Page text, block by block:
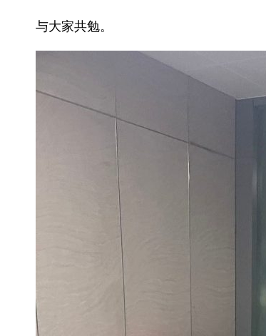
与大家共勉。